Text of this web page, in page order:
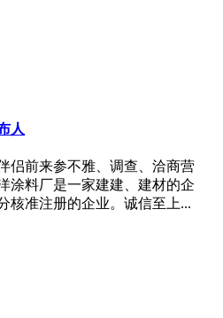
人
侣前来参不雅、调查、洽商营
涂料厂是一家建建、建材的企
核准注册的企业。诚信至上...